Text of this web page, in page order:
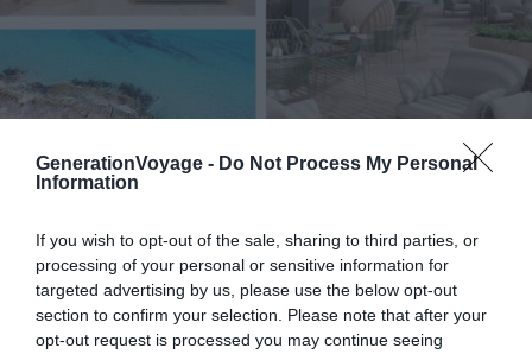
GenerationVoyage - Do Not Process My Personal
Information
If you wish to opt-out of the sale, sharing to third parties, or
processing of your personal or sensitive information for
targeted advertising by us, please use the below opt-out
section to confirm your selection. Please note that after your
opt-out request is processed you may continue seeing
📍Localisation :Sant Elm
💙On aime :l’esthétique sobre des chambres